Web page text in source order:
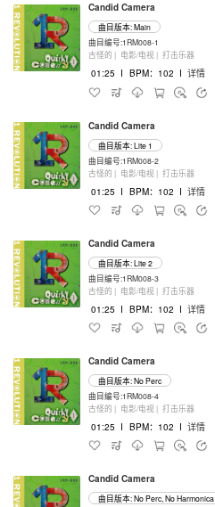
Candid Camera
曲目版本: Main
曲目编号:1RM008-1
古怪的 | 电影/电视 | 打击乐器
01:25 I BPM：102 I 详情
Candid Camera
曲目版本: Lite 1
曲目编号:1RM008-2
古怪的 | 电影/电视 | 打击乐器
01:25 I BPM：102 I 详情
Candid Camera
曲目版本: Lite 2
曲目编号:1RM008-3
古怪的 | 电影/电视 | 打击乐器
01:25 I BPM：102 I 详情
Candid Camera
曲目版本: No Perc
曲目编号:1RM008-4
古怪的 | 电影/电视 | 打击乐器
01:25 I BPM：102 I 详情
Candid Camera
曲目版本: No Perc, No Harmonica